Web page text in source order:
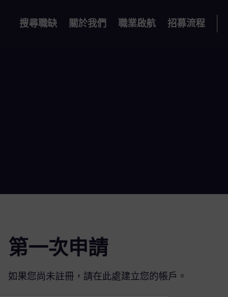
搜尋職缺 關於我們 職業啟航 招募流程
第一次申請
如果您尚未註冊，請在此處建立您的帳戶。